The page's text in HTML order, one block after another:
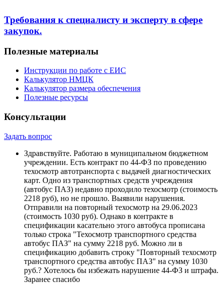
Требования к специалисту и эксперту в сфере
закупок.
Полезные материалы
Инструкции по работе с ЕИС
Калькулятор НМЦК
Калькулятор размера обеспечения
Полезные ресурсы
Консультации
Задать вопрос
Здравствуйте. Работаю в муниципальном бюджетном
учреждении. Есть контракт по 44-ФЗ по проведению
техосмотр автотранспорта с выдачей диагностических
карт. Одно из транспортных средств учреждения
(автобус ПАЗ) недавно проходило техосмотр (стоимость
2218 руб), но не прошло. Выявили нарушения.
Отправили на повторный техосмотр на 29.06.2023
(стоимость 1030 руб). Однако в контракте в
спецификации касательно этого автобуса прописана
только строка "Техосмотр транспортного средства
автобус ПАЗ" на сумму 2218 руб. Можно ли в
спецификацию добавить строку "Повторный техосмотр
транспортного средства автобус ПАЗ" на сумму 1030
руб.? Хотелось бы избежать нарушение 44-ФЗ и штрафа.
Заранее спасибо